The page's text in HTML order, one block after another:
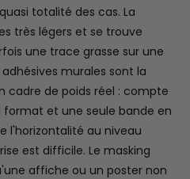
totalité des cas. La
très légers et se trouve
une trace grasse sur une
murales sont la
cadre de poids réel : compte
format et une seule bande en
l'horizontalité au niveau
est difficile. Le masking
affiche ou un poster non